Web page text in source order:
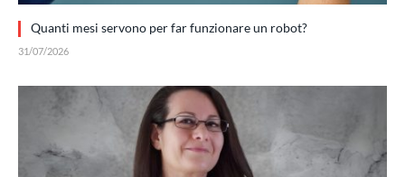
Quanti mesi servono per far funzionare un robot?
31/07/2026